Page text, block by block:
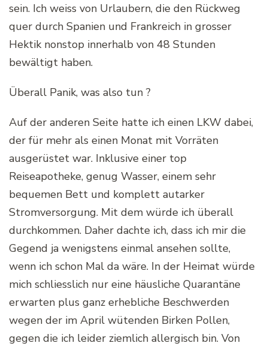
sein. Ich weiss von Urlaubern, die den Rückweg
quer durch Spanien und Frankreich in grosser
Hektik nonstop innerhalb von 48 Stunden
bewältigt haben.
Überall Panik, was also tun ?
Auf der anderen Seite hatte ich einen LKW dabei,
der für mehr als einen Monat mit Vorräten
ausgerüstet war. Inklusive einer top
Reiseapotheke, genug Wasser, einem sehr
bequemen Bett und komplett autarker
Stromversorgung. Mit dem würde ich überall
durchkommen. Daher dachte ich, dass ich mir die
Gegend ja wenigstens einmal ansehen sollte,
wenn ich schon Mal da wäre. In der Heimat würde
mich schliesslich nur eine häusliche Quarantäne
erwarten plus ganz erhebliche Beschwerden
wegen der im April wütenden Birken Pollen,
gegen die ich leider ziemlich allergisch bin. Von